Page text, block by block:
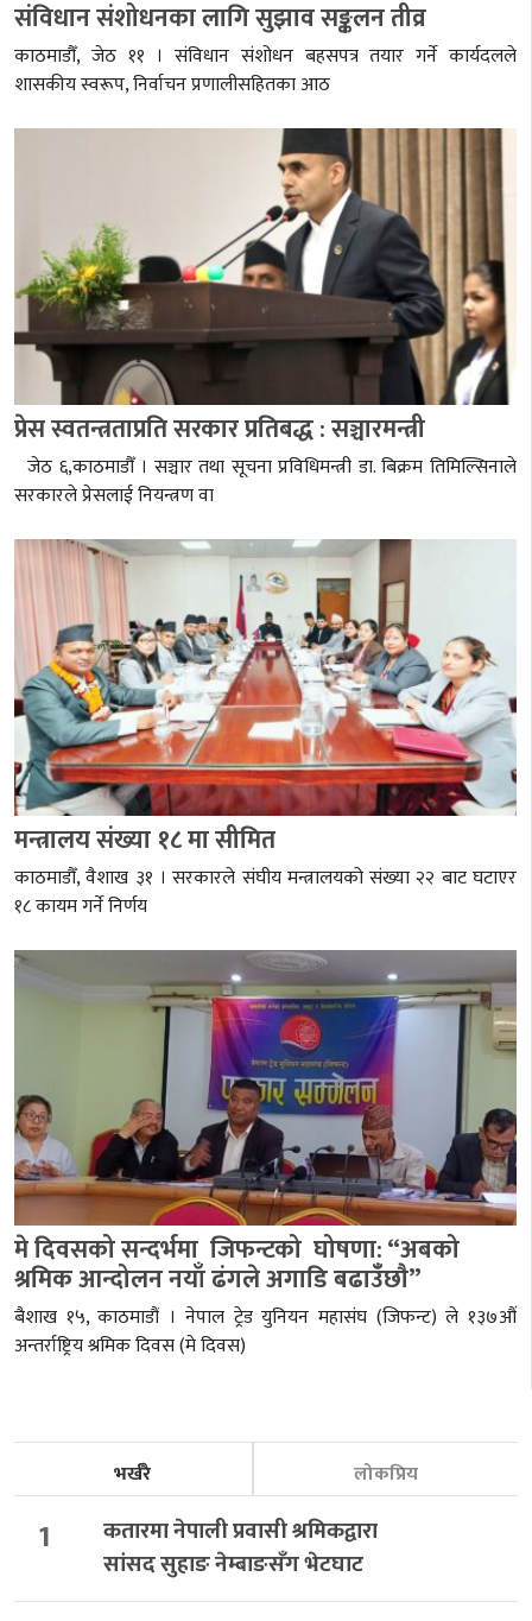
संविधान संशोधनका लागि सुझाव सङ्कलन तीव्र
काठमाडौँ, जेठ ११ । संविधान संशोधन बहसपत्र तयार गर्ने कार्यदलले
शासकीय स्वरूप, निर्वाचन प्रणालीसहितका आठ
प्रेस स्वतन्त्रताप्रति सरकार प्रतिबद्ध : सञ्चारमन्त्री
जेठ ६,काठमाडौँ । सञ्चार तथा सूचना प्रविधिमन्त्री डा. बिक्रम तिमिल्सिनाले
सरकारले प्रेसलाई नियन्त्रण वा
मन्त्रालय संख्या १८ मा सीमित
काठमाडौँ, वैशाख ३१ । सरकारले संघीय मन्त्रालयको संख्या २२ बाट घटाएर
१८ कायम गर्ने निर्णय
मे दिवसको सन्दर्भमा जिफन्टको घोषणा: “अबको
श्रमिक आन्दोलन नयाँ ढंगले अगाडि बढाउँँछाै”
बैशाख १५, काठमाडौं । नेपाल ट्रेड युनियन महासंघ (जिफन्ट) ले १३७औं
अन्तर्राष्ट्रिय श्रमिक दिवस (मे दिवस)
भर्खरै लोकप्रिय
1
कतारमा नेपाली प्रवासी श्रमिकद्वारा
सांसद सुहाङ नेम्बाङसँग भेटघाट